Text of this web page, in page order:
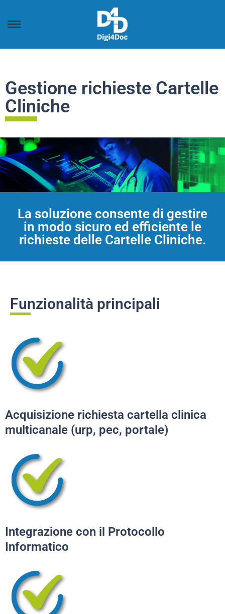
Gestione richieste Cartelle
Cliniche
La soluzione consente di gestire
in modo sicuro ed efficiente le
richieste delle Cartelle Cliniche.
Funzionalità principali
Acquisizione richiesta cartella clinica
multicanale (urp, pec, portale)
Integrazione con il Protocollo
Informatico